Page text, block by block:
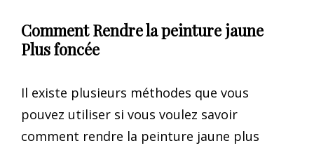
Comment Rendre la peinture jaune
Plus foncée
Il existe plusieurs méthodes que vous
pouvez utiliser si vous voulez savoir
comment rendre la peinture jaune plus